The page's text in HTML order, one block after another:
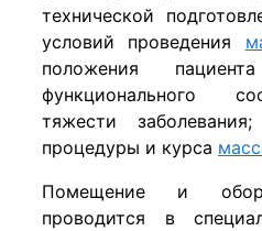
технической
условий проведения
по­ложения
функционального
тяжести
процедуры и курса
Помещение и
проводится в